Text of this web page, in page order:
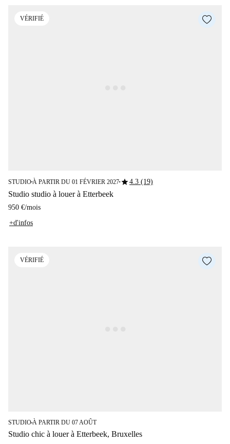
VÉRIFIÉ
STUDIO■À PARTIR DU 01 FÉVRIER 2027■star4.3 (19)
Studio studio à louer à Etterbeek
950 €/mois
+d'infos
VÉRIFIÉ
STUDIO■À PARTIR DU 07 AOÛT
Studio chic à louer à Etterbeek, Bruxelles